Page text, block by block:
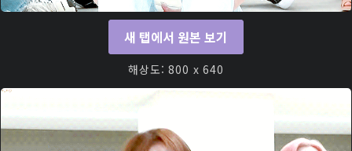
새 탭에서 원본 보기
해상도: 800 x 640